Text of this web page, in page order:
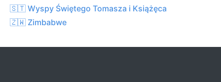
🇸🇹 Wyspy Świętego Tomasza i Książęca
🇿🇼 Zimbabwe